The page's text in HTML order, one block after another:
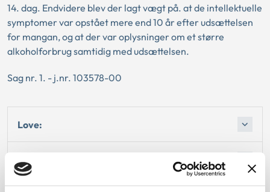
14. dag. Endvidere blev der lagt vægt på. at de intellektuelle
symptomer var opstået mere end 10 år efter udsættelsen
for mangan, og at der var oplysninger om et større
alkoholforbrug samtidig med udsættelsen.
Sag nr. 1. - j.nr. 103578-00
Love:
Afgørelse: